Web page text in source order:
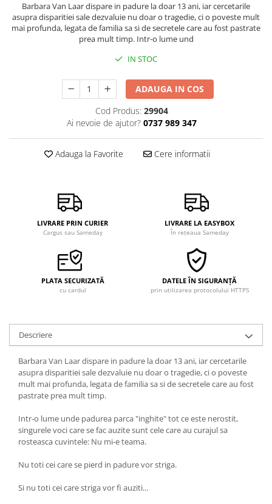
Barbara Van Laar dispare in padure la doar 13 ani, iar cercetarile
asupra disparitiei sale dezvaluie nu doar o tragedie, ci o poveste mult
mai profunda, legata de familia sa si de secretele care au fost pastrate
prea mult timp. Intr-o lume und
IN STOC
ADAUGA IN COS
Cod Produs: 29904
Ai nevoie de ajutor? 0737 989 347
Adauga la Favorite Cere informatii
LIVRARE PRIN CURIER
Cargus sau Sameday
LIVRARE LA EASYBOX
În rețeaua Sameday
PLATA SECURIZATĂ
cu cardul
DATELE ÎN SIGURANȚĂ
prin utilizarea protocolului HTTPS
Descriere
Barbara Van Laar dispare in padure la doar 13 ani, iar cercetarile
asupra disparitiei sale dezvaluie nu doar o tragedie, ci o poveste
mult mai profunda, legata de familia sa si de secretele care au fost
pastrate prea mult timp.
Intr-o lume unde padurea parca "inghite" tot ce este nerostit,
singurele voci care se fac auzite sunt cele care au curajul sa
rosteasca cuvintele: Nu mi-e teama.
Nu toti cei care se pierd in padure vor striga.
Si nu toti cei care striga vor fi auziti...